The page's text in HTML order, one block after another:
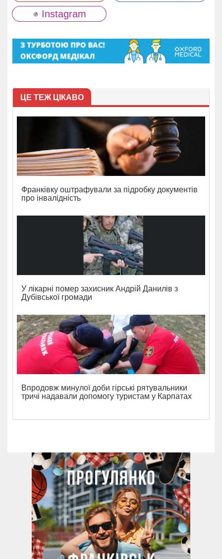
Instagram
ЦЕ ТЕЖ ЦІКАВО
Франківку оштрафували за підробку документів
про інвалідність
У лікарні помер захисник Андрій Данилів з
Дубівської громади
Впродовж минулої доби гірські рятувальники
тричі надавали допомогу туристам у Карпатах